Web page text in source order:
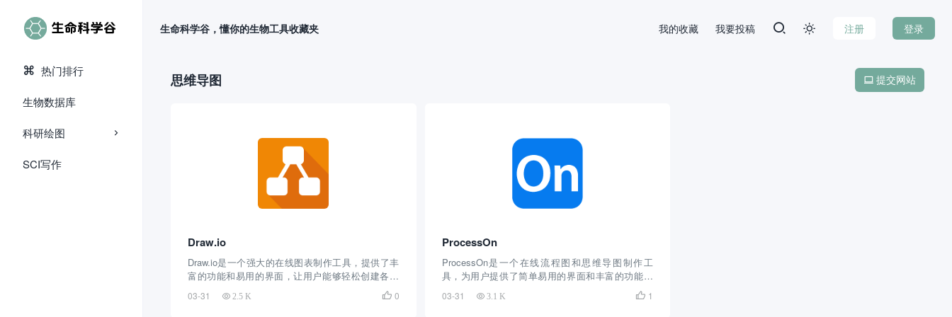
热门排行
生物数据库
科研绘图
SCI写作
生命科学谷，懂你的生物工具收藏夹 登录
注册

我的收藏 我要投稿
思维导图  提交网站
Draw.io
Draw.io是一个强大的在线图表制作工具，提供了丰
富的功能和易用的界面，让用户能够轻松创建各种
类型的图表和图形。该平台支持用户创建流程图、
组织结构图、思维导图、UML图、网络拓扑图等多
03-31 2.5 K  0
ProcessOn
ProcessOn是一个在线流程图和思维导图制作工
具，为用户提供了简单易用的界面和丰富的功能，
使其可以轻松创建各种类型的图表和图形。该平台
支持用户创建流程图、组织结构图、思维导图、网
03-31 3.1 K  1